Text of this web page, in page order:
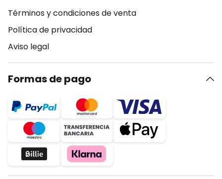
Términos y condiciones de venta
Política de privacidad
Aviso legal
Formas de pago